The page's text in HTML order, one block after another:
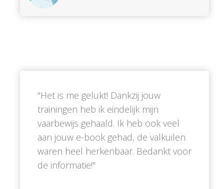
''Het is me gelukt! Dankzij jouw
trainingen heb ik eindelijk mijn
vaarbewijs gehaald. Ik heb ook veel
aan jouw e-book gehad, de valkuilen
waren heel herkenbaar. Bedankt voor
de informatie!''